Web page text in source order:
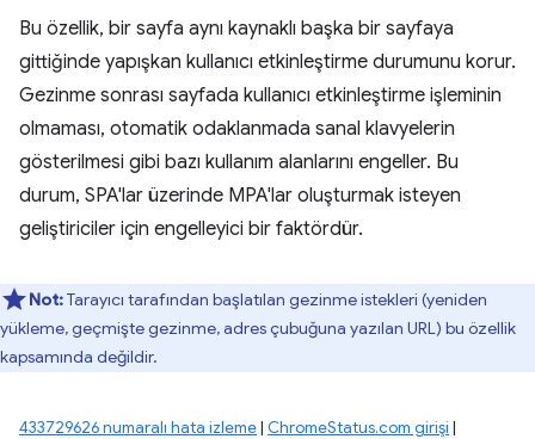
Bu özellik, bir sayfa aynı kaynaklı başka bir sayfaya
gittiğinde yapışkan kullanıcı etkinleştirme durumunu korur.
Gezinme sonrası sayfada kullanıcı etkinleştirme işleminin
olmaması, otomatik odaklanmada sanal klavyelerin
gösterilmesi gibi bazı kullanım alanlarını engeller. Bu
durum, SPA'lar üzerinde MPA'lar oluşturmak isteyen
geliştiriciler için engelleyici bir faktördür.
Not:Tarayıcı tarafından başlatılan gezinme istekleri (yeniden
yükleme, geçmişte gezinme, adres çubuğuna yazılan URL) bu özellik
kapsamında değildir.
433729626 numaralı hata izleme| ChromeStatus.com girişi |